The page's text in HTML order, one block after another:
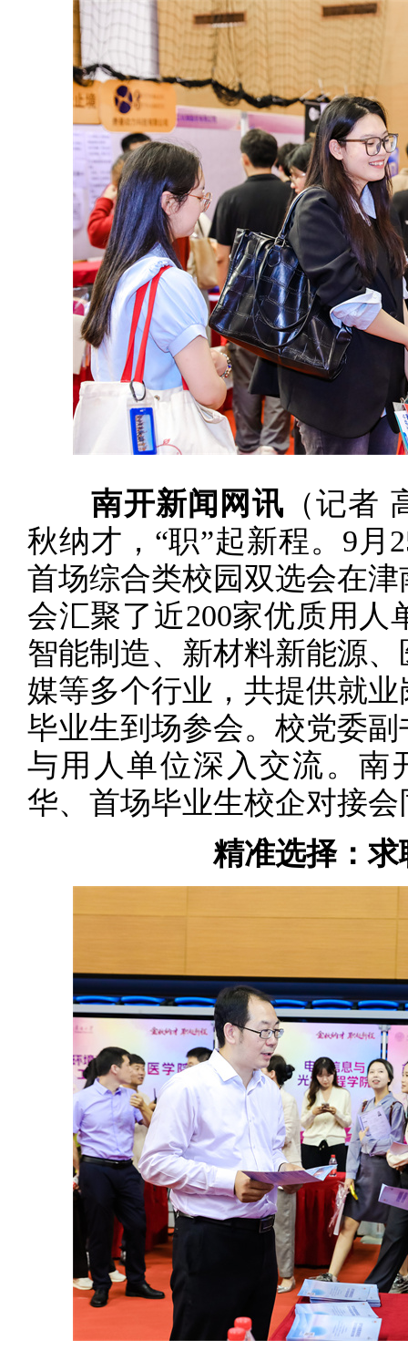
南开新闻网讯 （记者
秋纳才，“职”起新程。9月
首场综合类校园双选会在
会汇聚了近200家优质用
智能制造、新材料新能源
媒等多个行业，共提供就业
毕业生到场参会。校党委
与用人单位深入交流。南
华、首场毕业生校企对接
精准选择：